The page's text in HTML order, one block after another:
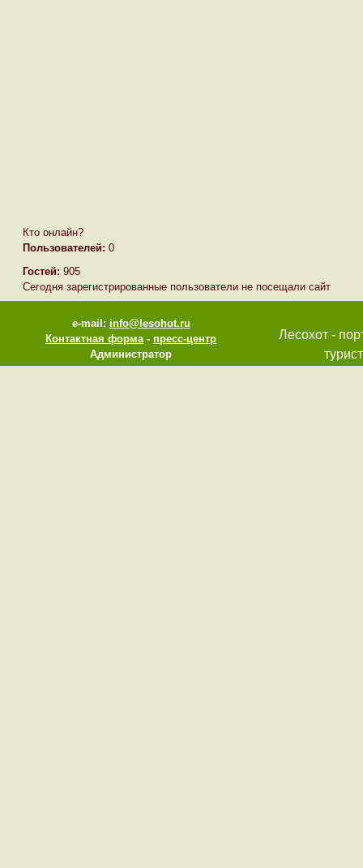
Кто онлайн?
Пользователей: 0
Гостей: 905
Сегодня зарегистрированные пользователи не посещали сайт
e-mail: info@lesohot.ru
Контактная форма-пресс-центр
Администратор
Лесохот -